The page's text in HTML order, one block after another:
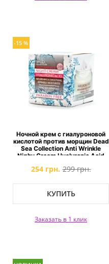
-15 %
Ночной крем с гиалуроновой
кислотой против морщин Dead
Sea Collection Anti Wrinkle
Nighy Cream Hyaluronic Acid
254 грн. 299 грн.
КУПИТЬ
Заказать в 1 клик